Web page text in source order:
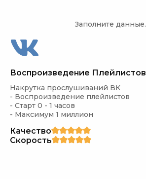
Заполните данные.
Воспроизведение Плейлистов
Накрутка прослушиваний ВК
- Воспроизведение плейлистов
- Старт 0 - 1 часов
- Максимум 1 миллион
Качество
Скорость